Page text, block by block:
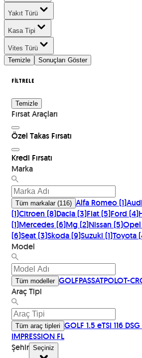
Yakıt Türü
Kasa Tipi
Vites Türü
Temizle
Sonuçları Göster
FİLTRELE
Temizle
Fırsat Araçları
Özel Takas Fırsatı
Kredi Fırsatı
Marka
Tüm markalar(116) Alfa Romeo(1)Audi
(1)Citroen (8)Dacia(3)Fiat(5)Ford (4)
(1)Mercedes(6)Mg (2)Nissan (5)Opel
(6)Seat(3)Skoda(9)Suzuki (1)Toyota(
Model
Tüm modeller GOLFPASSATPOLOT-
Araç Tipi
Tüm araç tipleri GOLF 1.5 eTSI 116 DSG
IMPRESSION FL
Şehir Seçiniz